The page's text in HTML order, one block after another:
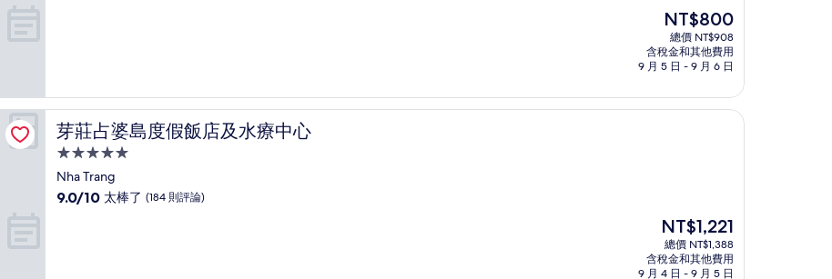
棒
了，
(256
則
評
論)
現
在
價
格
NT$800
NT$800
總價 NT$908
含稅金和其他費用
9 月 5 日 - 9 月 6 日
芽莊占婆島度假飯店及水療中心
芽莊占婆島度假飯店及水療中心
5.0
星
級
Nha Trang
9.0
9.0/10 太棒了 (184 則評論)
現
在
價
格
NT$1,221
總價 NT$1,388
含稅金和其他費用
9 月 4 日 - 9 月 5 日